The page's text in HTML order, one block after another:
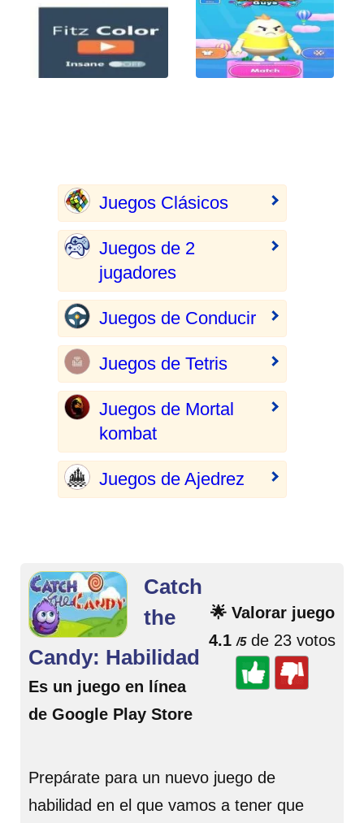
Juegos Clásicos
Juegos de 2
jugadores
Juegos de Conducir
Juegos de Tetris
Juegos de Mortal
kombat
Juegos de Ajedrez
🌟 Valorar juego
4.1 /5de 23 votos
Catch
the
Candy: Habilidad
Es un juego en línea
de Google Play Store
Prepárate para un nuevo juego de
habilidad en el que vamos a tener que